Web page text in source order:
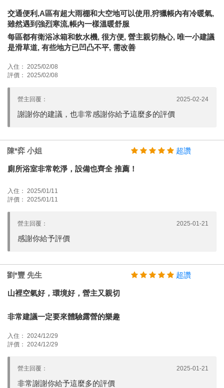
交通便利,A區有超大雨棚和大空地可以使用,狩獵帳內有冷暖氣,
雖然遇到強烈寒流,帳內一樣溫暖舒服
每區都有衛浴冰箱和飲水機, 很方便, 營主親切熱心, 唯一小建議
是滑草道, 有些地方已凹凸不平, 需改善
入住： 2025/02/08
評價： 2025/02/08
營主回覆： 2025-02-24
謝謝你的建議，也非常感謝你給予這麼多的評價
陳*弈 小姐 超讚
廁所浴室非常乾淨，設備也齊全 推薦！
入住： 2025/01/11
評價： 2025/01/11
營主回覆： 2025-01-21
感謝你給予評價
劉*豐 先生 超讚
山裡空氣好，環境好，營主又親切
非常建議一定要來體驗露營的樂趣
入住： 2024/12/29
評價： 2024/12/29
營主回覆： 2025-01-21
非常謝謝你給予這麼多的評價